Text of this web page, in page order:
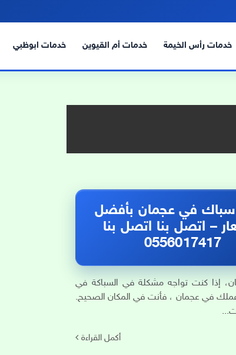
خدمات رأس الخيمة خدمات أم القيوين خدمات ابوظبي
في عجمان بأفضل
– اتصل بنا اتصل بنا
0556017417
إذا كنت تواجه مشكلة في السباكة في
في عجمان ، فأنت في المكان الصحيح.
أكمل القراءة